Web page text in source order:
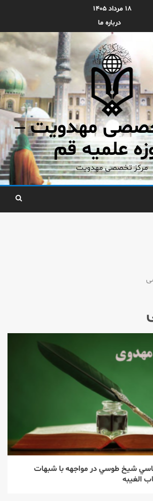
۱۸ مرداد ۱۴۰۵
درباره ما
مهدویت –
علمیه قم
مرکز تخصصی مهدویت
شيخ طوسي در مواجهه با شبهات
الغيبه